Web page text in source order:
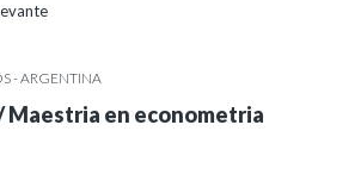
- ARGENTINA
Maestria en econometria